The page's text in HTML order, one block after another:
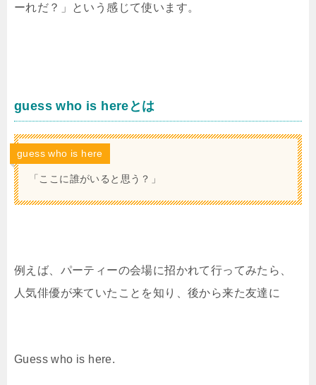
ーれだ？」という感じて使います。
guess who is hereとは
guess who is here
「ここに誰がいると思う？」
例えば、パーティーの会場に招かれて行ってみたら、
人気俳優が来ていたことを知り、後から来た友達に
Guess who is here.